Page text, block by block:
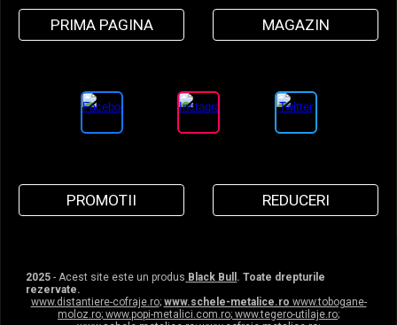
PRIMA PAGINA MAGAZIN
PROMOTII REDUCERI
2025 - Acest site este un produs Black Bull . Toate drepturile
rezervate.
www.distantiere-cofraje.ro; www.schele-metalice.ro www.tobogane-
moloz.ro; www.popi-metalici.com.ro; www.tegero-utilaje.ro;